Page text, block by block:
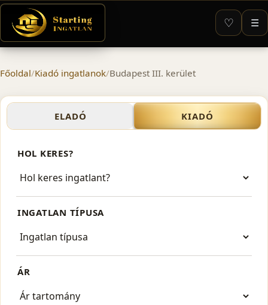
♡ ☰
Főoldal/Kiadó ingatlanok/Budapest III. kerület
Kiadó ingatlanok –
ELADÓ KIADÓ
HOL KERES?
INGATLAN TÍPUSA
ÁR